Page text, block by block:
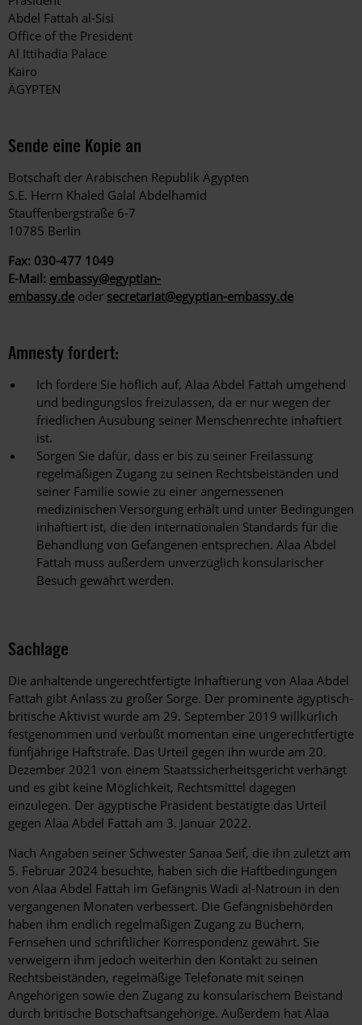
Abdel Fattah al-Sisi
Office of the President
Al Ittihadia Palace
Kairo
ÄGYPTEN
Sende eine Kopie an
Botschaft der Arabischen Republik Ägypten
S.E. Herrn Khaled Galal Abdelhamid
Stauffenbergstraße 6-7
10785 Berlin
Fax: 030-477 1049
E-Mail: embassy@egyptian-
embassy.de oder secretariat@egyptian-embassy.de
Amnesty fordert:
Ich fordere Sie höflich auf, Alaa Abdel Fattah umgehend
und bedingungslos freizulassen, da er nur wegen der
friedlichen Ausübung seiner Menschenrechte inhaftiert
ist.
Sorgen Sie dafür, dass er bis zu seiner Freilassung
regelmäßigen Zugang zu seinen Rechtsbeiständen und
seiner Familie sowie zu einer angemessenen
medizinischen Versorgung erhält und unter Bedingungen
inhaftiert ist, die den internationalen Standards für die
Behandlung von Gefangenen entsprechen. Alaa Abdel
Fattah muss außerdem unverzüglich konsularischer
Besuch gewährt werden.
Sachlage
Die anhaltende ungerechtfertigte Inhaftierung von Alaa Abdel
Fattah gibt Anlass zu großer Sorge. Der prominente ägyptisch-
britische Aktivist wurde am 29. September 2019 willkürlich
festgenommen und verbüßt momentan eine ungerechtfertigte
fünfjährige Haftstrafe. Das Urteil gegen ihn wurde am 20.
Dezember 2021 von einem Staatssicherheitsgericht verhängt
und es gibt keine Möglichkeit, Rechtsmittel dagegen
einzulegen. Der ägyptische Präsident bestätigte das Urteil
gegen Alaa Abdel Fattah am 3. Januar 2022.
Nach Angaben seiner Schwester Sanaa Seif, die ihn zuletzt am
5. Februar 2024 besuchte, haben sich die Haftbedingungen
von Alaa Abdel Fattah im Gefängnis Wadi al-Natroun in den
vergangenen Monaten verbessert. Die Gefängnisbehörden
haben ihm endlich regelmäßigen Zugang zu Büchern,
Fernsehen und schriftlicher Korrespondenz gewährt. Sie
verweigern ihm jedoch weiterhin den Kontakt zu seinen
Rechtsbeiständen, regelmäßige Telefonate mit seinen
Angehörigen sowie den Zugang zu konsularischem Beistand
durch britische Botschaftsangehörige. Außerdem hat Alaa